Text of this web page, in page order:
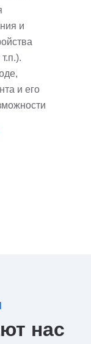
и
и его
нас